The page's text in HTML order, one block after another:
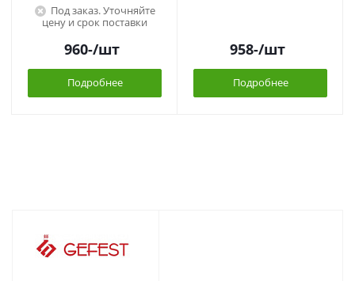
Под заказ. Уточняйте
цену и срок поставки
960-/шт
Подробнее
958-/шт
Подробнее